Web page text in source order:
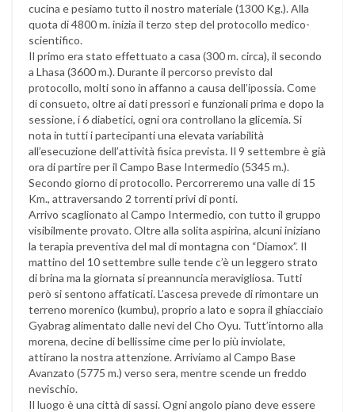
cucina e pesiamo tutto il nostro materiale (1300 Kg.). Alla
quota di 4800 m. inizia il terzo step del protocollo medico-
scientifico.
Il primo era stato effettuato a casa (300 m. circa), il secondo
a Lhasa (3600 m.). Durante il percorso previsto dal
protocollo, molti sono in affanno a causa dell’ipossia. Come
di consueto, oltre ai dati pressori e funzionali prima e dopo la
sessione, i 6 diabetici, ogni ora controllano la glicemia. Si
nota in tutti i partecipanti una elevata variabilità
all’esecuzione dell’attività fisica prevista. Il 9 settembre è già
ora di partire per il Campo Base Intermedio (5345 m.).
Secondo giorno di protocollo. Percorreremo una valle di 15
Km., attraversando 2 torrenti privi di ponti.
Arrivo scaglionato al Campo Intermedio, con tutto il gruppo
visibilmente provato. Oltre alla solita aspirina, alcuni iniziano
la terapia preventiva del mal di montagna con “Diamox”. Il
mattino del 10 settembre sulle tende c’è un leggero strato
di brina ma la giornata si preannuncia meravigliosa. Tutti
però si sentono affaticati. L’ascesa prevede di rimontare un
terreno morenico (kumbu), proprio a lato e sopra il ghiacciaio
Gyabrag alimentato dalle nevi del Cho Oyu. Tutt’intorno alla
morena, decine di bellissime cime per lo più inviolate,
attirano la nostra attenzione. Arriviamo al Campo Base
Avanzato (5775 m.) verso sera, mentre scende un freddo
nevischio.
Il luogo è una città di sassi. Ogni angolo piano deve essere